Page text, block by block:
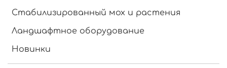
Стабилизированный мох и растения
Ландшафтное оборудование
Новинки